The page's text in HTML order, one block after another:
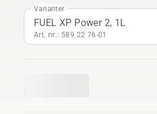
Varianter
FUEL XP Power 2, 1L
Art. nr.: 589 22 76‑01